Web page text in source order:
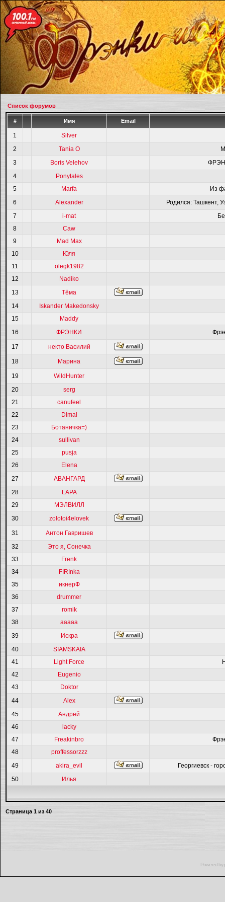
Список форумов
# Имя Email
1
Silver
2
Tania O
3
Boris Velehov
4
Ponytales
5
Marfa
Из
6
Alexander
Родился: Ташкент,
7
i-mat
8
Caw
9
Mad Max
10
Юля
11
olegk1982
12
Nadiko
13
Тёма
14
Iskander Makedonsky
15
Maddy
16
ФРЭНКИ
17 некто Василий
18 Марина
19
WildHunter
20
serg
21
canufeel
22
Dimal
23
Ботаничка=)
24
sullivan
25
pusja
26
Elena
27
АВАНГАРД
28
LAPA
29
МЭЛВИЛЛ
30
zolotoi4elovek
31
Антон Гавришев
32
Это я, Сонечка
33
Frenk
34
FIRInka
35
икнерФ
36
drummer
37
romik
38
ааааа
39
Искра
40
SIAMSKAIA
41
Light Force
42
Eugenio
43
Doktor
44
Alex
45
Андрей
46
lacky
47
Freakinbro
48
proffessorzzz
49
akira_evil
Георгиевск -
50
Илья
Страница 1 из 40
Powered by